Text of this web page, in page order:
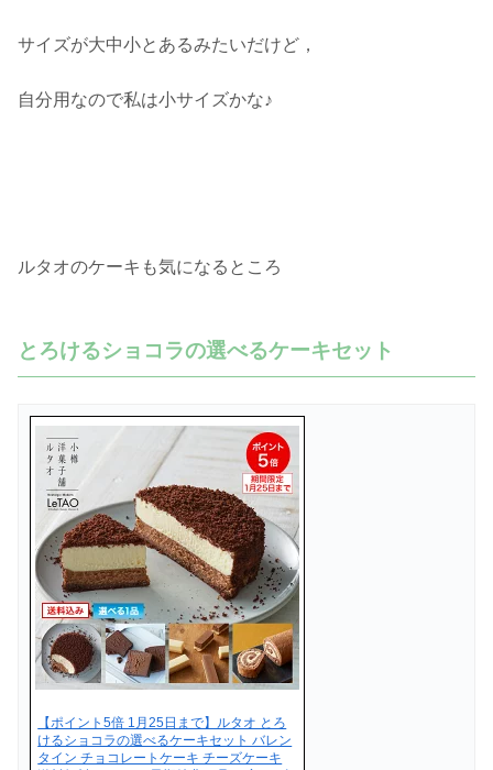
サイズが大中小とあるみたいだけど，
自分用なので私は小サイズかな♪
ルタオのケーキも気になるところ
とろけるショコラの選べるケーキセット
【ポイント5倍 1月25日まで】ルタオ とろ
けるショコラの選べるケーキセット バレン
タイン チョコレートケーキ チーズケーキ